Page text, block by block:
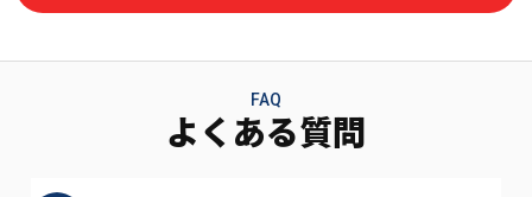
FAQ
よくある質問